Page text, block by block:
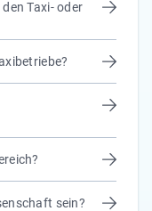
Taxi- oder
sein?